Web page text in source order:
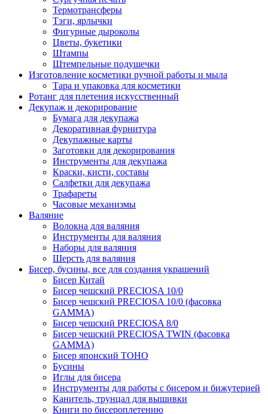
Термотрансферы
Тэги, ярлычки
Фигурные дыроколы
Цветы, букетики
Штампы
Штемпельные подушечки
Изготовление косметики ручной работы и мыла
Тара и упаковка для косметики
Ротанг для плетения искусственный
Декупаж и декорирование
Бумага для декупажа
Декоративная фурнитура
Декупажные карты
Заготовки для декорирования
Инструменты для декупажа
Краски, кисти, составы
Салфетки для декупажа
Трафареты
Часовые механизмы
Валяние
Волокна для валяния
Инструменты для валяния
Наборы для валяния
Шерсть для валяния
Бисер, бусины, все для создания украшений
Бисер Китай
Бисер чешский PRECIOSA 10/0
Бисер чешский PRECIOSA 10/0 (фасовка
GAMMA)
Бисер чешский PRECIOSA 8/0
Бисер чешский PRECIOSA TWIN (фасовка
GAMMA)
Бисер японский TOHO
Бусины
Иглы для бисера
Инструменты для работы с бисером и бижутерией
Канитель, трунцал для вышивки
Книги по бисероплетению